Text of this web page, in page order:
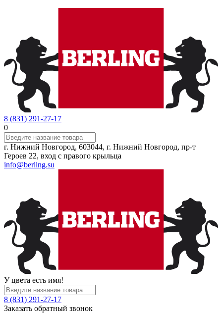
8 (831) 291-27-17
0
г. Нижний Новгород, 603044, г. Нижний Новгород, пр-т
Героев 22, вход с правого крыльца
info@berling.su
У цвета есть имя!
8 (831) 291-27-17
Заказать обратный звонок